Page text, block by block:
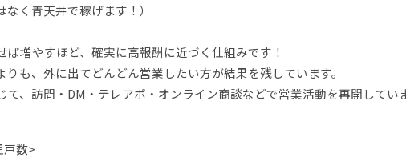
なく青天井で稼げます！）
増やすほど、確実に高報酬に近づく仕組みです！
も、外に出てどんどん営業したい方が結果を残しています。
、訪問・DM・テレアポ・オンライン商談などで営業活動を再開してい
戸数>